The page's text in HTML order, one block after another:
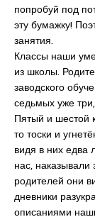
попробуй под
эту бумажку!
занятия.
Классы наши
из школы.
заводского
седьмых уже
Пятый и шестой
то тоски и
видя в них едва
нас,
родителей они
дневники
описаниями